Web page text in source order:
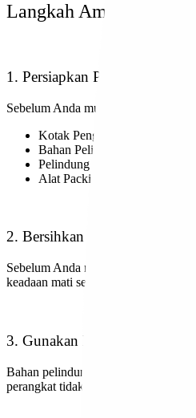
Langkah Aman untuk
1. Persiapkan Perlengkapan
Sebelum Anda mulai mengemas
Kotak Pengiriman: Pilih kotak
Bahan Pelindung: Anda
Pelindung Tambahan: Untuk
Alat Packing: Anda mungkin
2. Bersihkan dan Matikan
Sebelum Anda mulai mengemas
keadaan mati sebelum dimasukkan
3. Gunakan Bahan Pelindung
Bahan pelindung seperti gelembung
perangkat tidak bergerak di dalam